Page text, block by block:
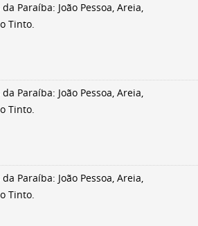
Paraíba: João Pessoa, Areia,
Tinto.
Paraíba: João Pessoa, Areia,
Tinto.
Paraíba: João Pessoa, Areia,
Tinto.